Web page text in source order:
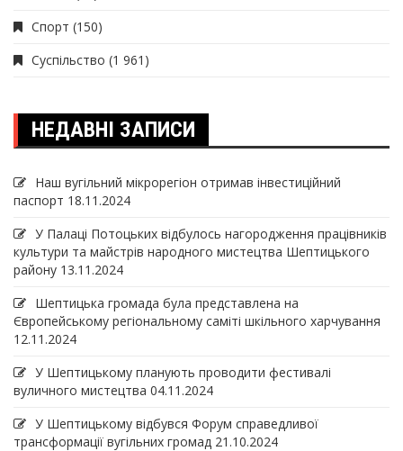
Спорт (150)
Суспільство (1 961)
НЕДАВНІ ЗАПИСИ
Наш вугільний мікрорегіон отримав інвеcтиційний
паспорт 18.11.2024
У Палаці Потоцьких відбулось нагородження працівників
культури та майстрів народного мистецтва Шептицького
району 13.11.2024
Шептицька громада була представлена на
Європейському регіональному саміті шкільного харчування
12.11.2024
У Шептицькому планують проводити фестивалі
вуличного мистецтва 04.11.2024
У Шептицькому відбувся Форум справедливої
трансформації вугільних громад 21.10.2024